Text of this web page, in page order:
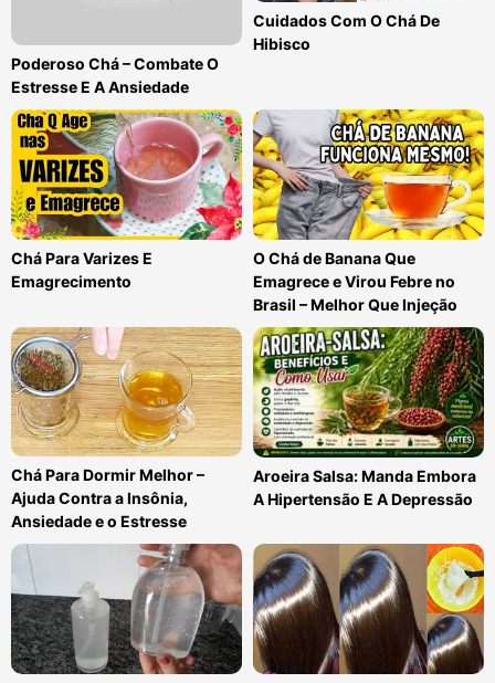
Poderoso Chá – Combate O
Estresse E A Ansiedade
Cuidados Com O Chá De
Hibisco
Chá Para Varizes E
Emagrecimento
O Chá de Banana Que
Emagrece e Virou Febre no
Brasil – Melhor Que Injeção
Chá Para Dormir Melhor –
Ajuda Contra a Insônia,
Ansiedade e o Estresse
Aroeira Salsa: Manda Embora
A Hipertensão E A Depressão